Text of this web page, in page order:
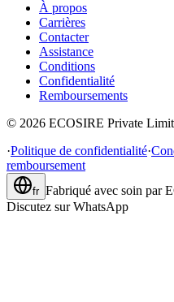
À propos
Carrières
Contacter
Assistance
Conditions
Confidentialité
Remboursements
© 2026 ECOSIRE Private
·Politique de confidentialité·
remboursement
fr Fabriqué avec soin par
Discutez sur WhatsApp